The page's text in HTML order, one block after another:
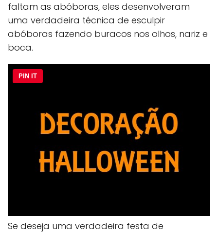
faltam as abóboras, eles desenvolveram
uma verdadeira técnica de esculpir
abóboras fazendo buracos nos olhos, nariz e
boca.
PIN IT
Se deseja uma verdadeira festa de